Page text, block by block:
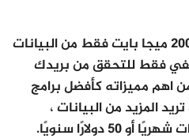
يمنحك عميل VPN المدمج 200 ميجا بايت فقط من البيانات
فقط للتحقق من بريدك
اهم مميزاته كأفضل برامج
إذا كنت تريد المزيد من البيانات ،